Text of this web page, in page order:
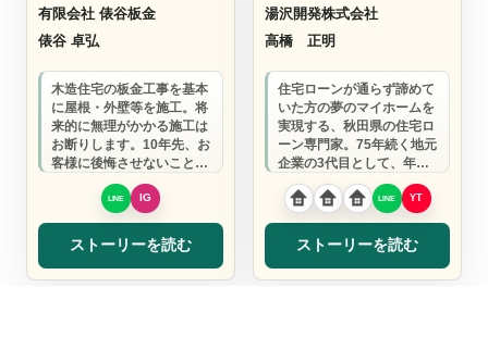
有限会社 俵谷板金
俵谷 卓弘
木造住宅の板金工事を基本
に屋根・外壁等を施工。将
来的に無理がかかる施工は
お断りします。10年先、お
客様に後悔させないことを
優先して、より良い施工方
法のご提案を。
ストーリーを読む
湯沢開発株式会社
高橋 正明
住宅ローンが通らず諦めて
いた方の夢のマイホームを
実現する、秋田県の住宅ロ
ーン専門家。75年続く地元
企業の3代目として、年間5
万世帯が諦める「夢」を
「現実」に、お…
ストーリーを読む